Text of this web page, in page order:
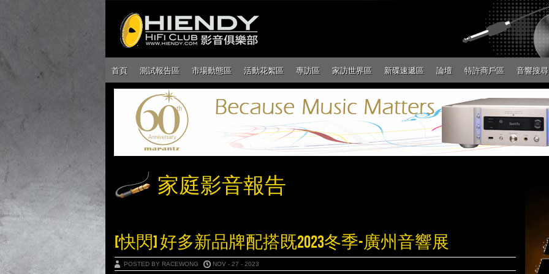
首頁 測試報告區 市場動態區 活動花絮區 專訪區 家訪世界區 新碟速遞區 論壇 特許商戶區 音響搜尋
家庭影音報告
[快閃] 好多新品牌配搭既2023冬季-廣州音響展
POSTED BY RACEWONG NOV - 27 - 2023